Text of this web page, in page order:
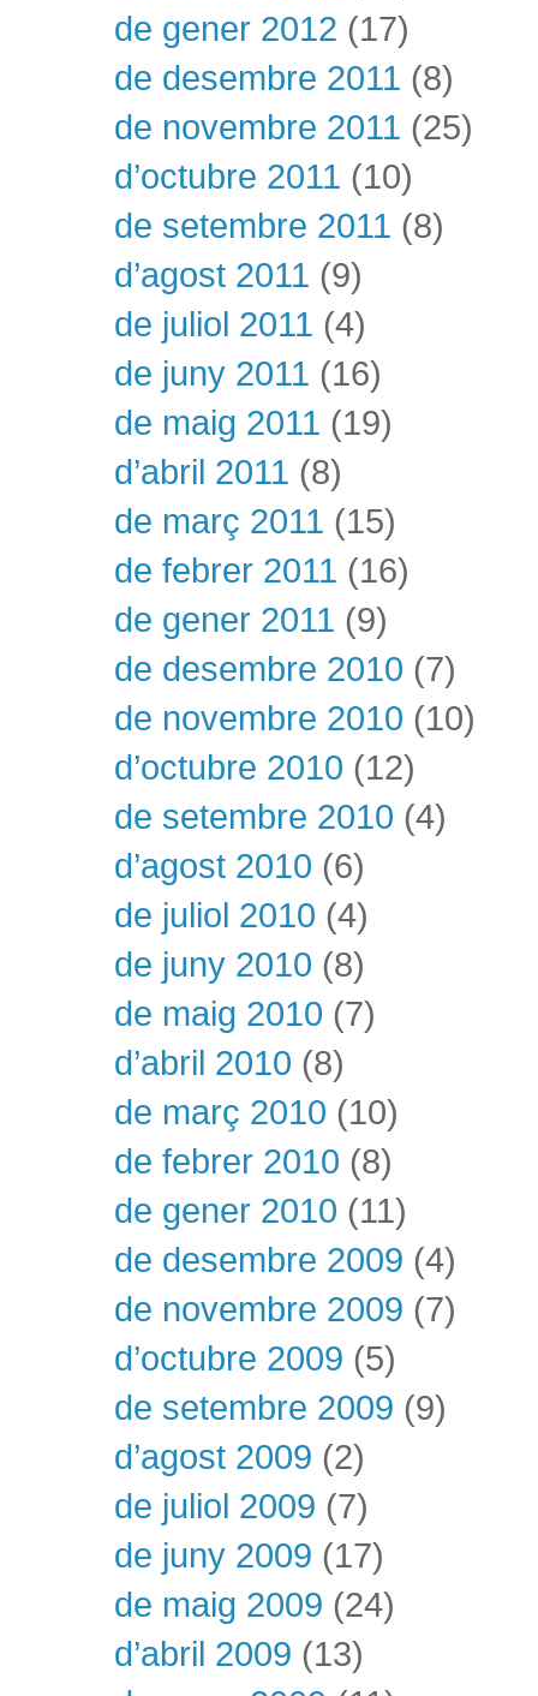
de gener 2012 (17)
de desembre 2011 (8)
de novembre 2011 (25)
d’octubre 2011 (10)
de setembre 2011 (8)
d’agost 2011 (9)
de juliol 2011 (4)
de juny 2011 (16)
de maig 2011 (19)
d’abril 2011 (8)
de març 2011 (15)
de febrer 2011 (16)
de gener 2011 (9)
de desembre 2010 (7)
de novembre 2010 (10)
d’octubre 2010 (12)
de setembre 2010 (4)
d’agost 2010 (6)
de juliol 2010 (4)
de juny 2010 (8)
de maig 2010 (7)
d’abril 2010 (8)
de març 2010 (10)
de febrer 2010 (8)
de gener 2010 (11)
de desembre 2009 (4)
de novembre 2009 (7)
d’octubre 2009 (5)
de setembre 2009 (9)
d’agost 2009 (2)
de juliol 2009 (7)
de juny 2009 (17)
de maig 2009 (24)
d’abril 2009 (13)